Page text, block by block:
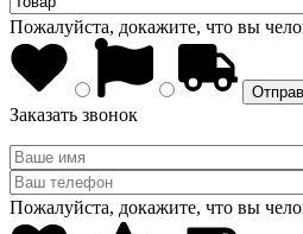
Пожалуйста, докажите, что вы
Заказать звонок
Пожалуйста, докажите, что вы